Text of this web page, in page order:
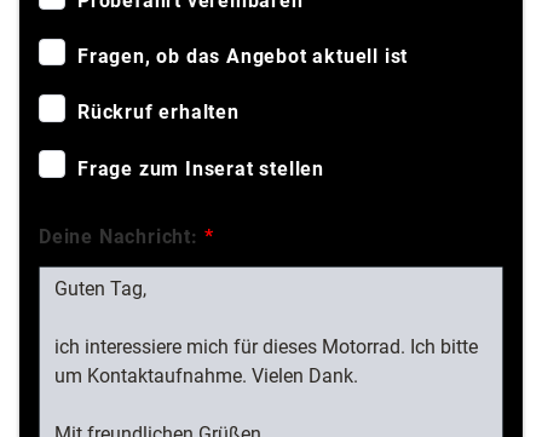
Fragen, ob das Angebot aktuell ist
Rückruf erhalten
Frage zum Inserat stellen
Deine Nachricht: *